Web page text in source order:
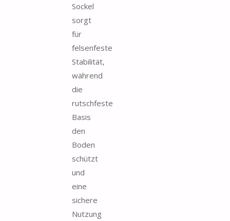
Sockel
sorgt
für
felsenfeste
Stabilität,
während
die
rutschfeste
Basis
den
Boden
schützt
und
eine
sichere
Nutzung